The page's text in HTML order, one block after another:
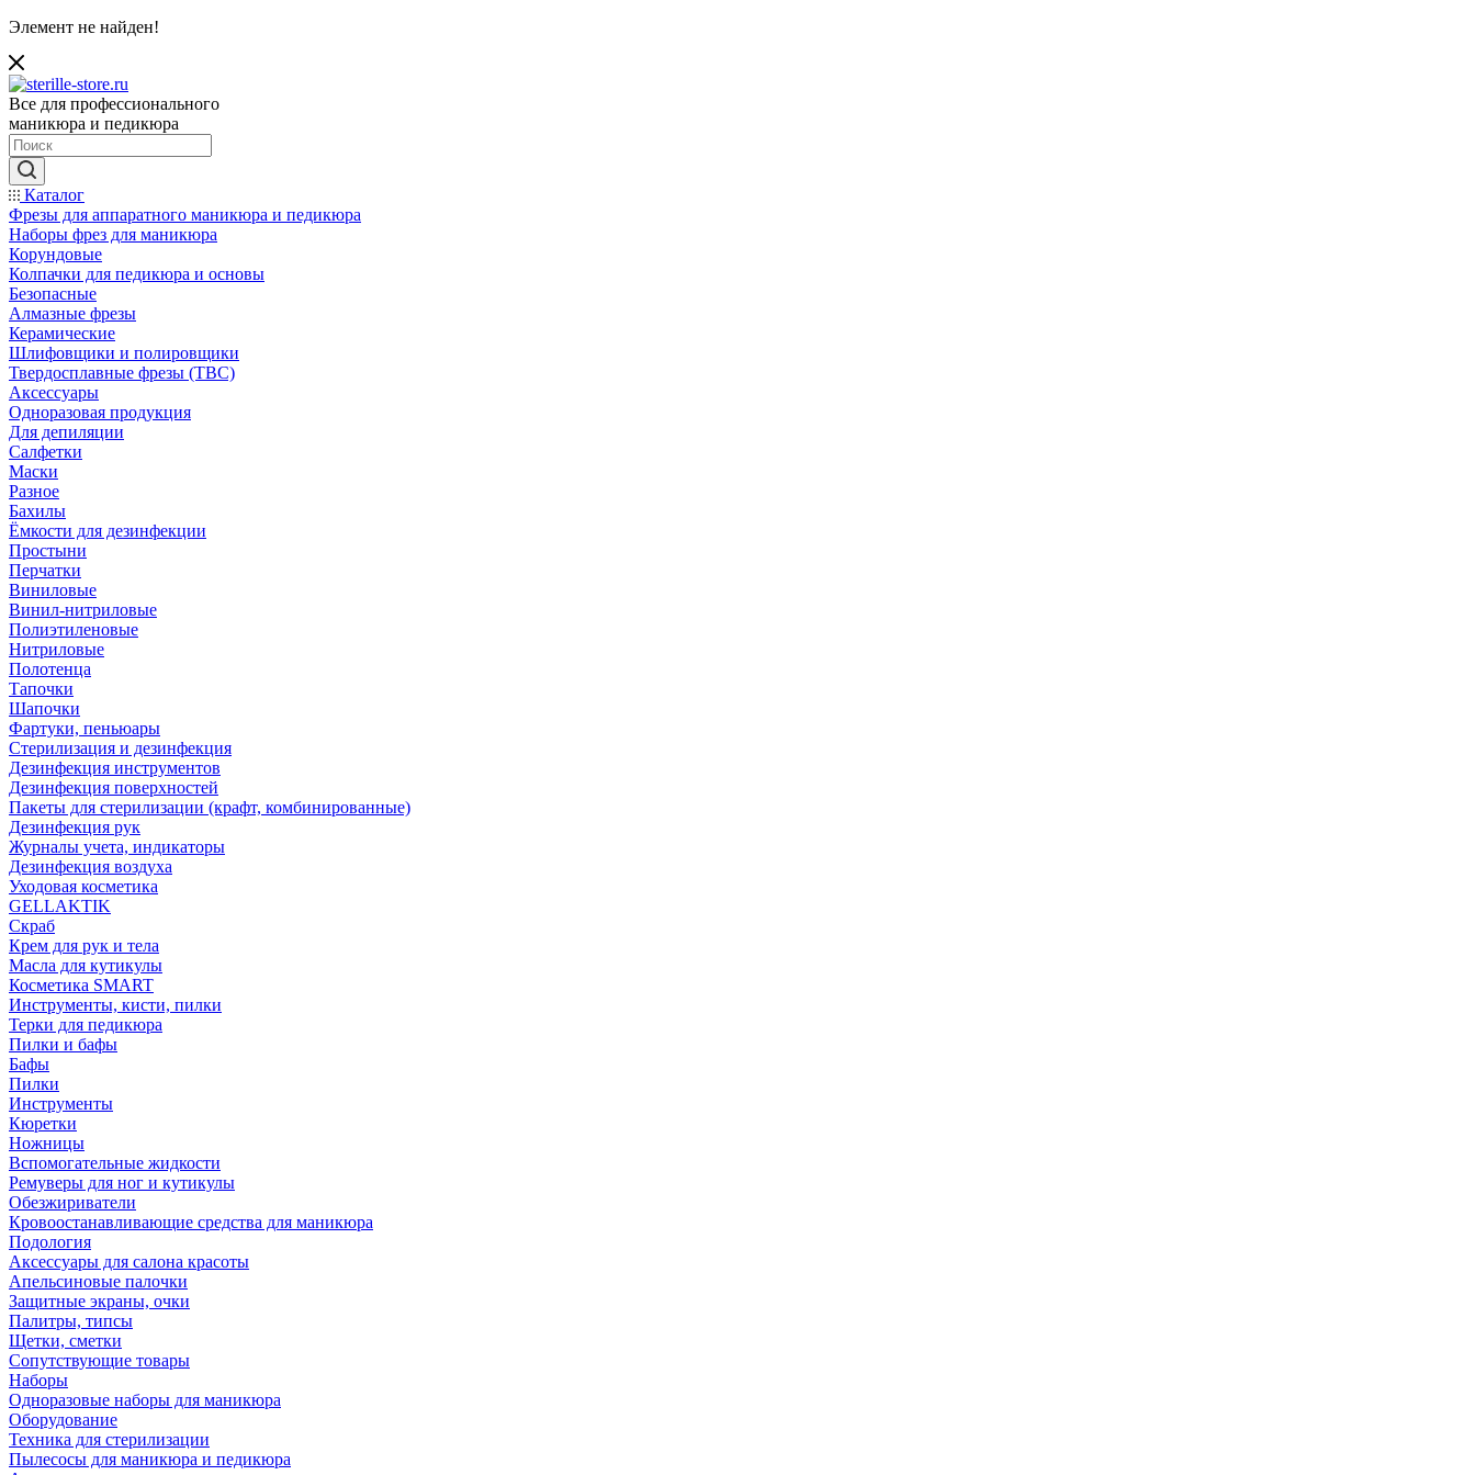
Элемент не найден!
Все для профессионального
маникюра и педикюра
Каталог
Фрезы для аппаратного маникюра и педикюра
Наборы фрез для маникюра
Корундовые
Колпачки для педикюра и основы
Безопасные
Алмазные фрезы
Керамические
Шлифовщики и полировщики
Твердосплавные фрезы (ТВС)
Аксессуары
Одноразовая продукция
Для депиляции
Салфетки
Маски
Разное
Бахилы
Ёмкости для дезинфекции
Простыни
Перчатки
Виниловые
Винил-нитриловые
Полиэтиленовые
Нитриловые
Полотенца
Тапочки
Шапочки
Фартуки, пеньюары
Стерилизация и дезинфекция
Дезинфекция инструментов
Дезинфекция поверхностей
Пакеты для стерилизации (крафт, комбинированные)
Дезинфекция рук
Журналы учета, индикаторы
Дезинфекция воздуха
Уходовая косметика
GELLAKTIK
Скраб
Крем для рук и тела
Масла для кутикулы
Косметика SMART
Инструменты, кисти, пилки
Терки для педикюра
Пилки и бафы
Бафы
Пилки
Инструменты
Кюретки
Ножницы
Вспомогательные жидкости
Ремуверы для ног и кутикулы
Обезжириватели
Кровоостанавливающие средства для маникюра
Подология
Аксессуары для салона красоты
Апельсиновые палочки
Защитные экраны, очки
Палитры, типсы
Щетки, сметки
Сопутствующие товары
Наборы
Одноразовые наборы для маникюра
Оборудование
Техника для стерилизации
Пылесосы для маникюра и педикюра